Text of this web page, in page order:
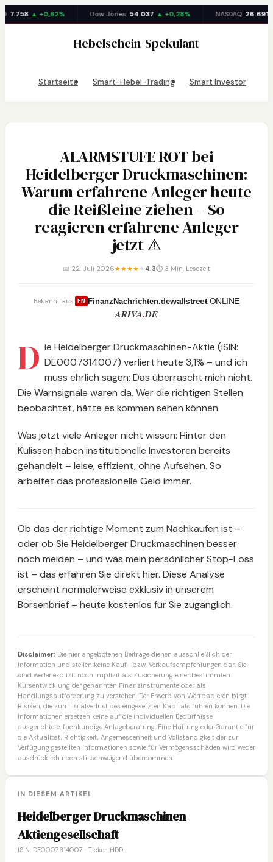
7.758 ▲ +0,62% Dow Jones 54.037 ▲ +0,28% NASDAQ 26.691 ▲
Hebelschein-Spekulant
Startseite Smart-Hebel-Trading Smart Investor
ALARMSTUFE ROT bei
Heidelberger Druckmaschinen:
Warum erfahrene Anleger heute
die Reißleine ziehen – So
reagieren erfahrene Anleger
jetzt ⚠️
📅 22. Juli 2026★★★★ ★ 4.3⏱ 3 Min. Lesezeit
Bekannt aus: FN FinanzNachrichten.dewallstreetONLINE
ARIVA.DE
D ie Heidelberger Druckmaschinen-Aktie (ISIN:
DE0007314007) verliert heute 3,1% – und ich
muss ehrlich sagen: Das überrascht mich nicht.
Die Warnsignale waren da. Wer die richtigen Stellen
beobachtet, hätte es kommen sehen können.
Was jetzt viele Anleger nicht wissen: Hinter den
Kulissen haben institutionelle Investoren bereits
gehandelt – leise, effizient, ohne Aufsehen. So
arbeitet das professionelle Geld immer.
Ob das der richtige Moment zum Nachkaufen ist –
oder ob Sie Heidelberger Druckmaschinen besser
noch meiden – und was mein persönlicher Stop-Loss
ist – das erfahren Sie direkt hier. Diese Analyse
erscheint normalerweise exklusiv in unserem
Börsenbrief – heute kostenlos für Sie zugänglich.
Disclaimer: Die hier angebotenen Beiträge dienen ausschließlich der
Information und stellen keine Kauf- bzw. Verkaufsempfehlungen dar. Sie
sind weder explizit noch implizit als Zusicherung einer bestimmten
Kursentwicklung der genannten Finanzinstrumente oder als
Handlungsaufforderung zu verstehen. Der Erwerb von Wertpapieren birgt
Risiken, die zum Totalverlust des eingesetzten Kapitals führen können. Die
Informationen ersetzen keine auf die individuellen Bedürfnisse
ausgerichtete, fachkundige Anlageberatung. Eine Haftung oder Garantie für
die Aktualität, Richtigkeit, Angemessenheit und Vollständigkeit der zur
Verfügung gestellten Informationen sowie für Vermögensschäden wird weder
ausdrücklich noch stillschweigend übernommen.
IN DIESEM ARTIKEL
Heidelberger Druckmaschinen
Aktiengesellschaft
ISIN: DE0007314007 · Ticker: HDD